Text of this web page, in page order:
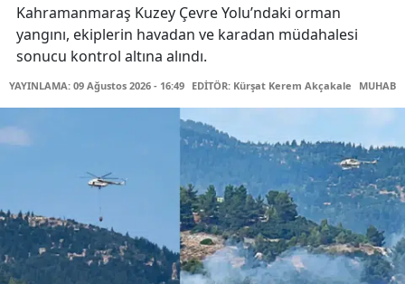
Kahramanmaraş Kuzey Çevre Yolu’ndaki orman
yangını, ekiplerin havadan ve karadan müdahalesi
sonucu kontrol altına alındı.
YAYINLAMA: 09 Ağustos 2026 - 16:49 EDİTÖR: Kürşat Kerem Akçakale